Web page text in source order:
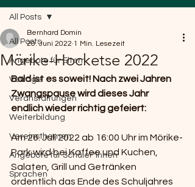
All Posts
Angebote für Eltern
Voträge
Veranstaltungen
Weiterbildung
Vereinsthemen
Angebote für Schüler*innen
Sprachen
All Posts
Mörike-Hocketse 2022
Bernhard Domin
20. Juni 2022 1 Min. Lesezeit
Bald ist es soweit! Nach zwei Jahren
Zwangspause wird dieses Jahr
endlich wieder richtig gefeiert:
Am 26. Juli 2022 ab 16:00 Uhr im Mörike-
Park wird bei Kaffee und Kuchen,
Salaten, Grill und Getränken
ordentlich das Ende des Schuljahres